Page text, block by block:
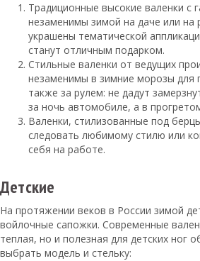
Традиционные высокие валенки с
незаменимы зимой на даче или на
украшены тематической
станут отличным подарком.
Стильные валенки от ведущих
незаменимы в зимние морозы для
также за рулем: не дадут
за ночь автомобиле, а в
Валенки, стилизованные под
следовать любимому стилю или
себя на работе.
Детские
На протяжении веков в России зимой
войлочные сапожки. Современные
теплая, но и полезная для детских ног
выбрать модель и стельку: